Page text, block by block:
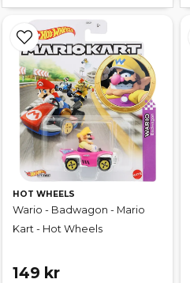
HOT WHEELS
Wario - Badwagon - Mario
Kart - Hot Wheels
149 kr